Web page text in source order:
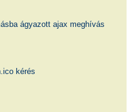
ágyazott ajax meghívás
kérés